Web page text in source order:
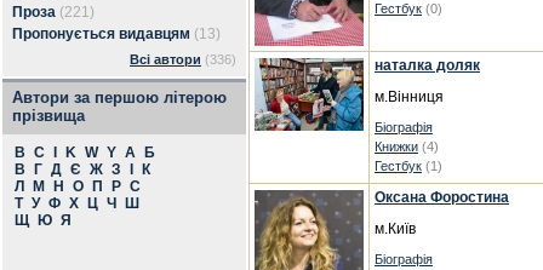
Проза (221)
Пропонується видавцям (13)
Всі автори (336)
Автори за першою літерою
прізвища
B C K W Y А
Б
В
Г Д Є Ж З
К
Л
М Н О П Р С
Т У Ф Х Ц Ч
Ш
Щ
Ю Я
Гестбук (0)
наталка доляк
м.Вінниця
Біографія
Книжки (4)
Гестбук (1)
Оксана Форостина
м.Київ
Біографія